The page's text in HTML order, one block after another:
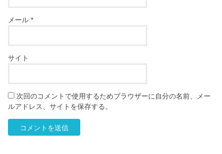
メール*
サイト
次回のコメントで使用するためブラウザーに自分の名前、メー
ルアドレス、サイトを保存する。